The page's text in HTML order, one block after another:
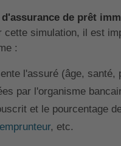
de prêt
cette simulation, il est
:
l'assuré (âge,
par l'organisme
et le pourcentage
, etc.